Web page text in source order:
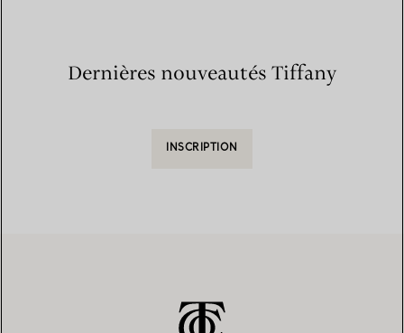
Dernières nouveautés Tiffany
INSCRIPTION